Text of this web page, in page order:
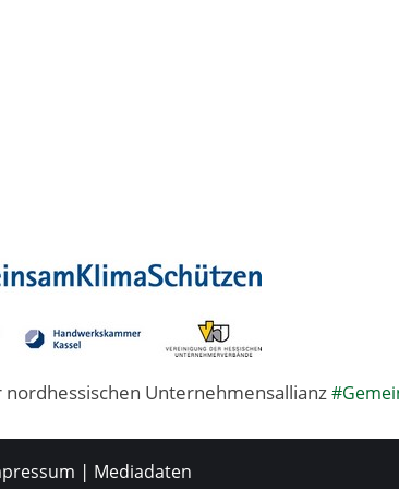
nordhessischen Unternehmensallianz
| Mediadaten